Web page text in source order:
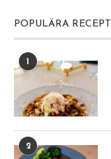
POPULÄRA RECEPT
1
2